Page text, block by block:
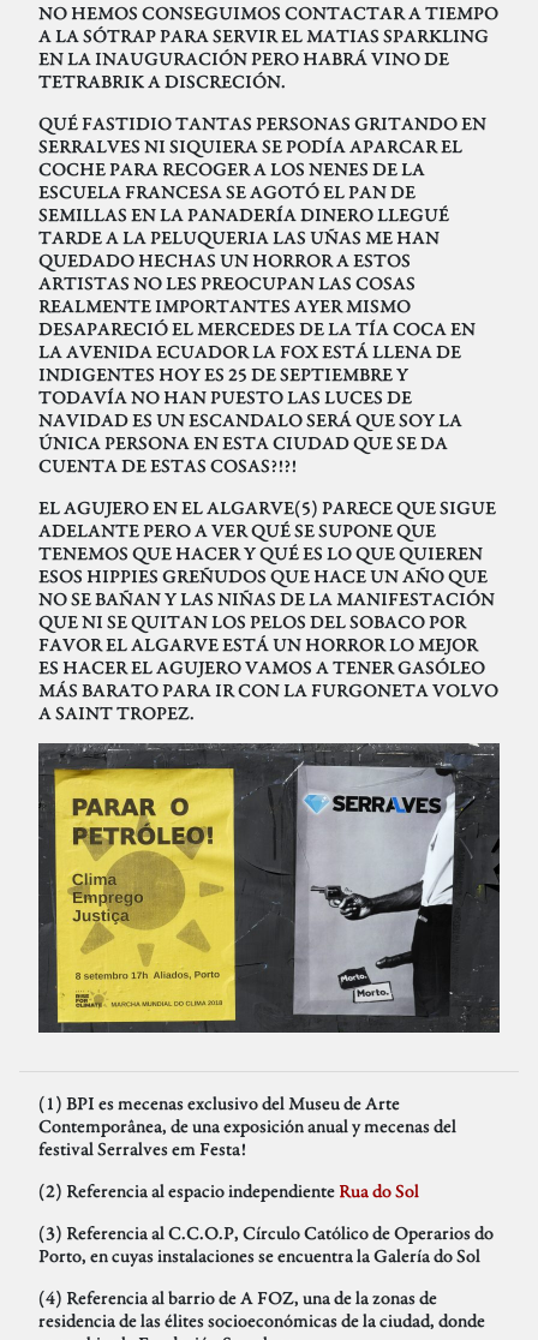
NO HEMOS CONSEGUIMOS CONTACTAR A TIEMPO
A LA SÓTRAP PARA SERVIR EL MATIAS SPARKLING
EN LA INAUGURACIÓN PERO HABRÁ VINO DE
TETRABRIK A DISCRECIÓN.
QUÉ FASTIDIO TANTAS PERSONAS GRITANDO EN
SERRALVES NI SIQUIERA SE PODÍA APARCAR EL
COCHE PARA RECOGER A LOS NENES DE LA
ESCUELA FRANCESA SE AGOTÓ EL PAN DE
SEMILLAS EN LA PANADERÍA DINERO LLEGUÉ
TARDE A LA PELUQUERIA LAS UÑAS ME HAN
QUEDADO HECHAS UN HORROR A ESTOS
ARTISTAS NO LES PREOCUPAN LAS COSAS
REALMENTE IMPORTANTES AYER MISMO
DESAPARECIÓ EL MERCEDES DE LA TÍA COCA EN
LA AVENIDA ECUADOR LA FOX ESTÁ LLENA DE
INDIGENTES HOY ES 25 DE SEPTIEMBRE Y
TODAVÍA NO HAN PUESTO LAS LUCES DE
NAVIDAD ES UN ESCANDALO SERÁ QUE SOY LA
ÚNICA PERSONA EN ESTA CIUDAD QUE SE DA
CUENTA DE ESTAS COSAS?!?!
EL AGUJERO EN EL ALGARVE(5) PARECE QUE SIGUE
ADELANTE PERO A VER QUÉ SE SUPONE QUE
TENEMOS QUE HACER Y QUÉ ES LO QUE QUIEREN
ESOS HIPPIES GREÑUDOS QUE HACE UN AÑO QUE
NO SE BAÑAN Y LAS NIÑAS DE LA MANIFESTACIÓN
QUE NI SE QUITAN LOS PELOS DEL SOBACO POR
FAVOR EL ALGARVE ESTÁ UN HORROR LO MEJOR
ES HACER EL AGUJERO VAMOS A TENER GASÓLEO
MÁS BARATO PARA IR CON LA FURGONETA VOLVO
A SAINT TROPEZ.
(1) BPI es mecenas exclusivo del Museu de Arte
Contemporânea, de una exposición anual y mecenas del
festival Serralves em Festa!
(2) Referencia al espacio independiente Rua do Sol
(3) Referencia al C.C.O.P, Círculo Católico de Operarios do
Porto, en cuyas instalaciones se encuentra la Galería do Sol
(4) Referencia al barrio de A FOZ, una de la zonas de
residencia de las élites socioeconómicas de la ciudad, donde